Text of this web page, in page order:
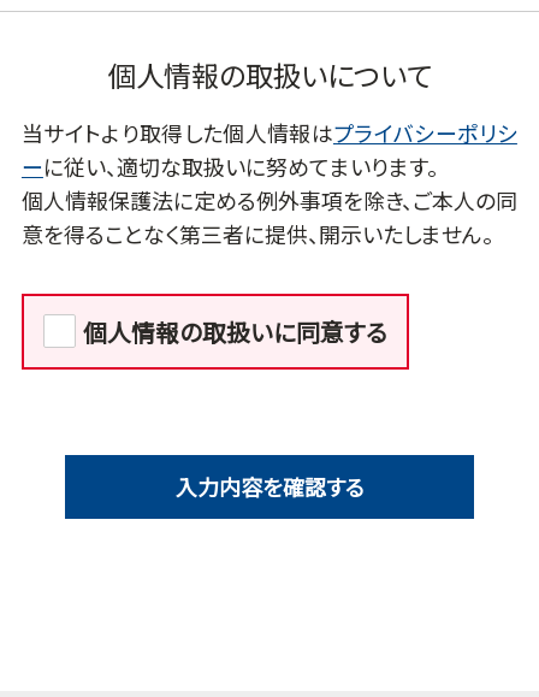
個人情報の取扱いについて
当サイトより取得した個人情報はプライバシーポリシ
ーに従い、適切な取扱いに努めてまいります。
個人情報保護法に定める例外事項を除き、ご本人の同
意を得ることなく第三者に提供、開示いたしません。
個人情報の取扱いに同意する
入力内容を確認する